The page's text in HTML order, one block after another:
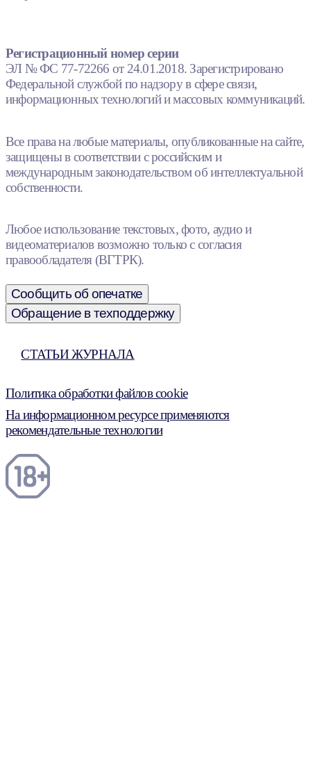
Регистрационный номер серии
ЭЛ № ФС 77-72266 от 24.01.2018. Зарегистрировано
Федеральной службой по надзору в сфере связи,
информационных технологий и массовых коммуникаций.
Все права на любые материалы, опубликованные на сайте,
защищены в соответствии с российским и
международным законодательством об интеллектуальной
собственности.
Любое использование текстовых, фото, аудио и
видеоматериалов возможно только с согласия
правообладателя (ВГТРК).
Сообщить об опечатке
Обращение в техподдержку
СТАТЬИ ЖУРНАЛА
Политика обработки файлов cookie
На информационном ресурсе применяются
рекомендательные технологии